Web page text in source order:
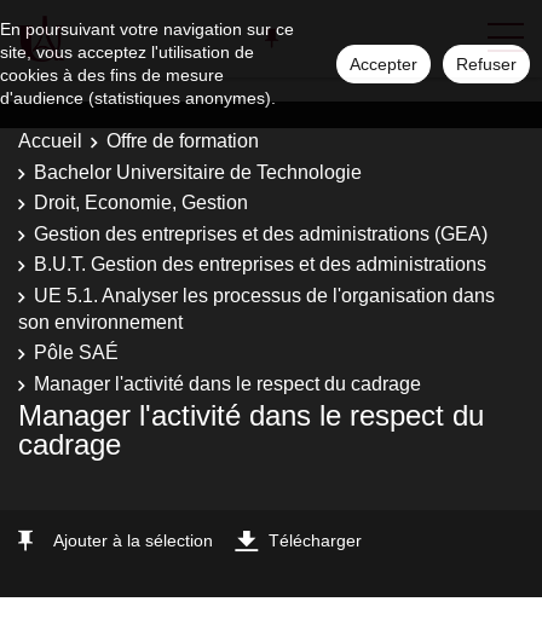
En poursuivant votre navigation sur ce
site, vous acceptez l'utilisation de
cookies à des fins de mesure
d'audience (statistiques anonymes).
Accepter Refuser
Accueil
Offre de formation
Bachelor Universitaire de Technologie
Droit, Economie, Gestion
Gestion des entreprises et des administrations (GEA)
B.U.T. Gestion des entreprises et des administrations
UE 5.1. Analyser les processus de l'organisation dans
son environnement
Pôle SAÉ
Manager l'activité dans le respect du cadrage
Manager l'activité dans le respect du
cadrage
Ajouter à la sélection Télécharger